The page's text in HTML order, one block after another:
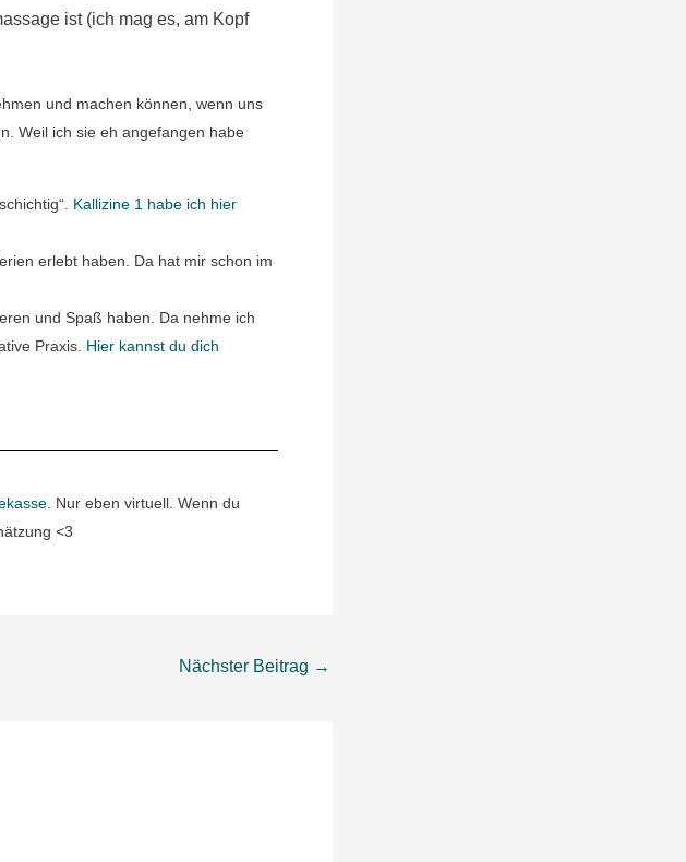
ist (ich mag es, am Kopf
und machen können, wenn uns
Weil ich sie eh angefangen habe
Kallizine 1 habe ich hier
erlebt haben. Da hat mir schon im
und Spaß haben. Da nehme ich
Praxis. Hier kannst du dich
. Nur eben virtuell. Wenn du
<3
Nächster Beitrag →